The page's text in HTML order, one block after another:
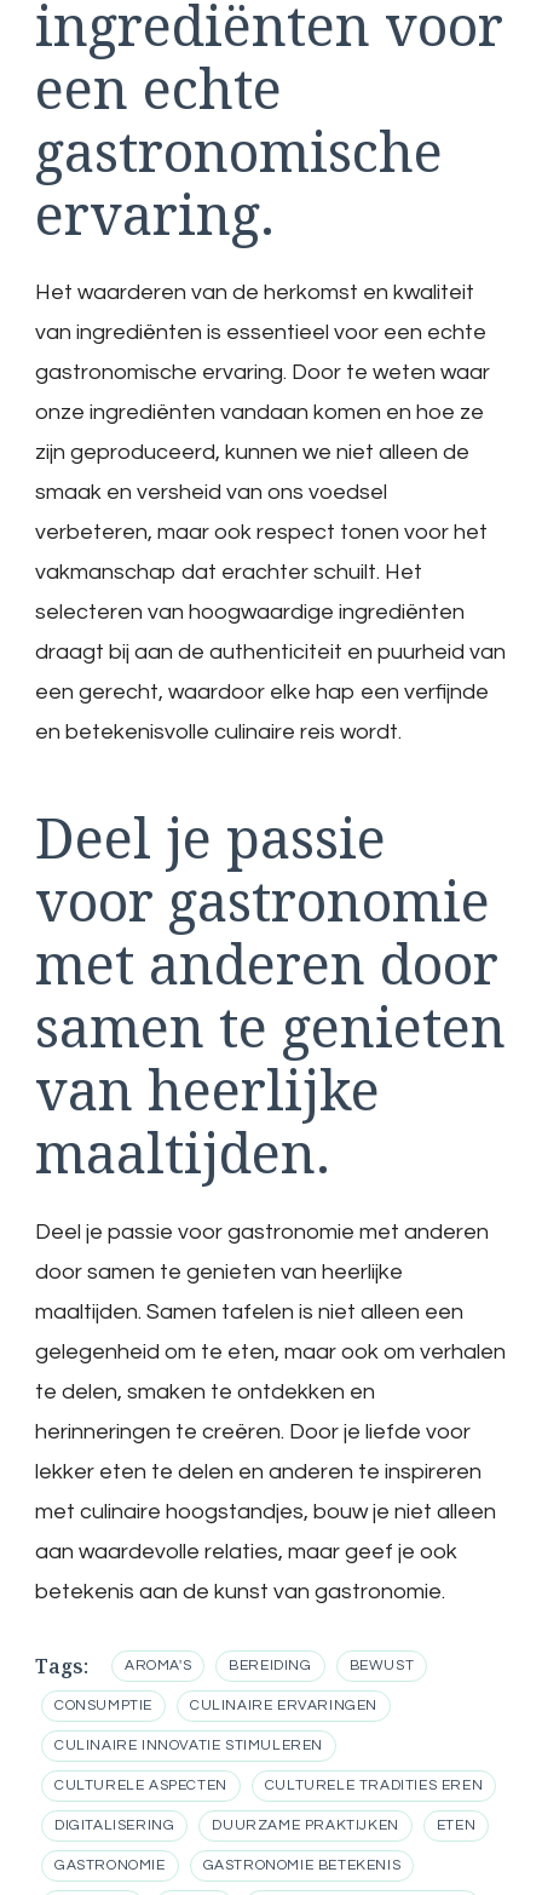
ingrediënten voor
een echte
gastronomische
ervaring.
Het waarderen van de herkomst en kwaliteit
van ingrediënten is essentieel voor een echte
gastronomische ervaring. Door te weten waar
onze ingrediënten vandaan komen en hoe ze
zijn geproduceerd, kunnen we niet alleen de
smaak en versheid van ons voedsel
verbeteren, maar ook respect tonen voor het
vakmanschap dat erachter schuilt. Het
selecteren van hoogwaardige ingrediënten
draagt bij aan de authenticiteit en puurheid van
een gerecht, waardoor elke hap een verfijnde
en betekenisvolle culinaire reis wordt.
Deel je passie
voor gastronomie
met anderen door
samen te genieten
van heerlijke
maaltijden.
Deel je passie voor gastronomie met anderen
door samen te genieten van heerlijke
maaltijden. Samen tafelen is niet alleen een
gelegenheid om te eten, maar ook om verhalen
te delen, smaken te ontdekken en
herinneringen te creëren. Door je liefde voor
lekker eten te delen en anderen te inspireren
met culinaire hoogstandjes, bouw je niet alleen
aan waardevolle relaties, maar geef je ook
betekenis aan de kunst van gastronomie.
Tags: AROMA'S BEREIDING BEWUST
CONSUMPTIE CULINAIRE ERVARINGEN
CULINAIRE INNOVATIE STIMULEREN
CULTURELE ASPECTEN CULTURELE TRADITIES EREN
DIGITALISERING DUURZAME PRAKTIJKEN ETEN
GASTRONOMIE GASTRONOMIE BETEKENIS